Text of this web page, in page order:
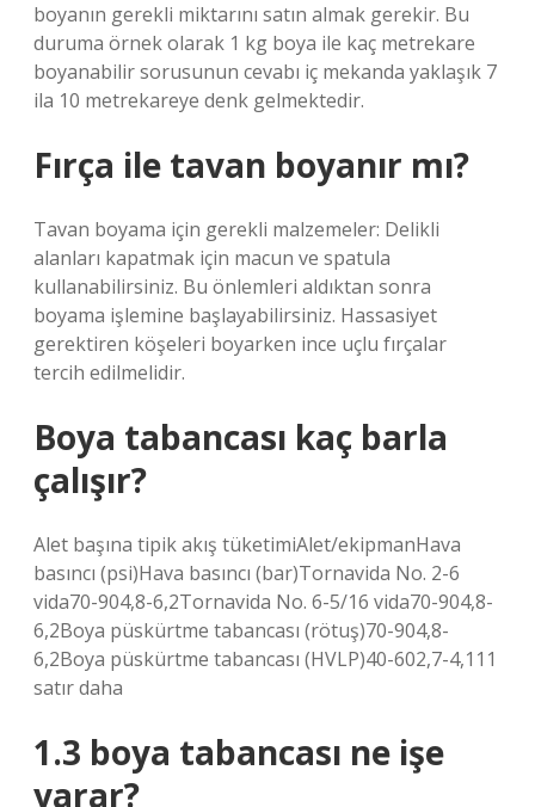
boyanın gerekli miktarını satın almak gerekir. Bu
duruma örnek olarak 1 kg boya ile kaç metrekare
boyanabilir sorusunun cevabı iç mekanda yaklaşık 7
ila 10 metrekareye denk gelmektedir.
Fırça ile tavan boyanır mı?
Tavan boyama için gerekli malzemeler: Delikli
alanları kapatmak için macun ve spatula
kullanabilirsiniz. Bu önlemleri aldıktan sonra
boyama işlemine başlayabilirsiniz. Hassasiyet
gerektiren köşeleri boyarken ince uçlu fırçalar
tercih edilmelidir.
Boya tabancası kaç barla
çalışır?
Alet başına tipik akış tüketimiAlet/ekipmanHava
basıncı (psi)Hava basıncı (bar)Tornavida No. 2-6
vida70-904,8-6,2Tornavida No. 6-5/16 vida70-904,8-
6,2Boya püskürtme tabancası (rötuş)70-904,8-
6,2Boya püskürtme tabancası (HVLP)40-602,7-4,111
satır daha
1.3 boya tabancası ne işe
yarar?